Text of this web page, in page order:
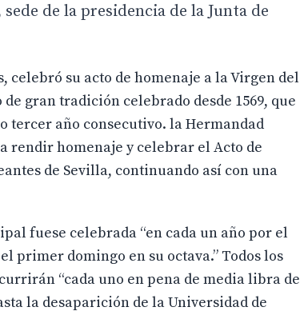
de la presidencia de la Junta de
celebró su acto de homenaje a la Virgen del
gran tradición celebrado desde 1569, que
tercer año consecutivo. la Hermandad
rendir homenaje y celebrar el Acto de
de Sevilla, continuando así con una
fuese celebrada “en cada un año por el
primer domingo en su octava.” Todos los
“cada uno en pena de media libra de
la desaparición de la Universidad de